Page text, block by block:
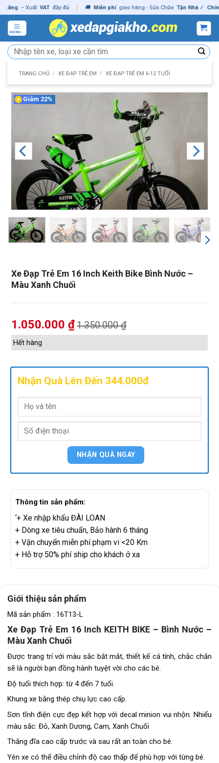
Skip
to
content
– Xuất VAT đầy đủ | 🚚 Miễn phí giao hàng - Sửa Chữa Tận Nhà ✓ Chính
MENU
Tìm
kiếm:
TRANG CHỦ / XE ĐẠP TRẺ EM / XE ĐẠP TRẺ EM 6-12 TUỔI
Xe Đạp Trẻ Em 16 Inch Keith Bike Bình Nước –
Màu Xanh Chuối
Giảm 22%
1.050.000 ₫1.350.000₫
Hết hàng
Nhận Quà Lên Đến 344.000đ
Thông tin sản phẩm:
‘+ Xe nhập khẩu ĐÀI LOAN
+ Dòng xe tiêu chuẩn, Bảo hành 6 tháng
+ Vận chuyển miễn phí phạm vi <20 Km
+ Hỗ trợ 50% phí ship cho khách ở xa
Giới thiệu sản phẩm
Mã sản phẩm : 16T13-L
Xe Đạp Trẻ Em 16 Inch KEITH BIKE – Bình Nước –
Màu Xanh Chuối
Được trang trí với màu sắc bắt mắt, thiết kế cá tính, chắc chắn
sẽ là người bạn đồng hành tuyệt vời cho các bé.
Độ tuổi thích hợp: từ 4 đến 7 tuổi.
Khung xe bằng thép chiụ lực cao cấp.
Sơn tĩnh điện cực đẹp kết hợp với decal minion vui nhộn. Nhiểu
màu sắc: Đỏ, Xanh Dương, Cam, Xanh Chuối
Thắng đĩa cao cấp trước và sau rất an toàn cho bé.
Yên xe có thể điều chỉnh độ cao thấp để phù hợp với từng bé.